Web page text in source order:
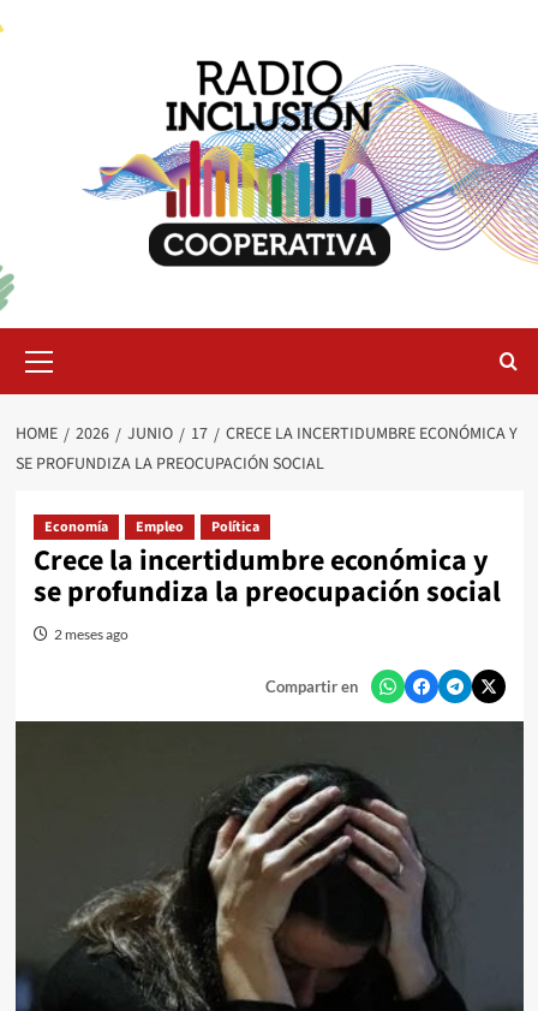
Menu
HOME 2026 JUNIO 17
CRECE LA INCERTIDUMBRE ECONÓMICA Y
SE PROFUNDIZA LA PREOCUPACIÓN SOCIAL
Economía Empleo Política
Crece la incertidumbre económica y
se profundiza la preocupación social
2 meses ago
Compartir en